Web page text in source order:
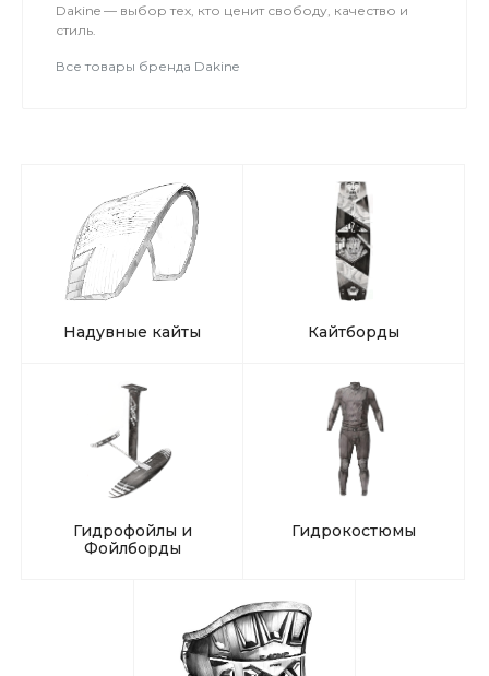
Dakine — выбор тех, кто ценит свободу, качество и
стиль.
Все товары бренда Dakine
Надувные кайты Кайтборды
Гидрофойлы и
Фойлборды
Гидрокостюмы